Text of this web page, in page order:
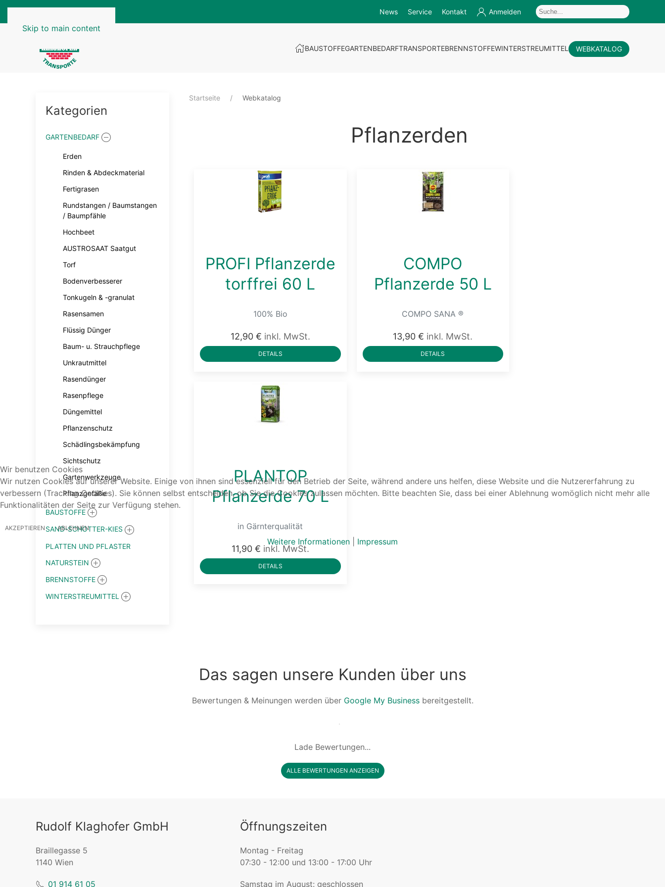
Skip to main content
News Service Kontakt Anmelden
BAUSTOFFEGARTENBEDARFTRANSPORTEBRENNSTOFFEWINTERSTREUMITTEL WEBKATALOG
Startseite Webkatalog
Pflanzerden
PROFI Pflanzerde
torffrei 60 L
100% Bio
12,90 € inkl. MwSt.
DETAILS
COMPO
Pflanzerde 50 L
COMPO SANA ®
13,90 € inkl. MwSt.
DETAILS
PLANTOP
Pflanzerde 70 L
in Gärnterqualität
11,90 € inkl. MwSt.
DETAILS
Kategorien
GARTENBEDARF
Erden
Rinden & Abdeckmaterial
Fertigrasen
Rundstangen / Baumstangen
/ Baumpfähle
Hochbeet
AUSTROSAAT Saatgut
Torf
Bodenverbesserer
Tonkugeln & -granulat
Rasensamen
Flüssig Dünger
Baum- u. Strauchpflege
Unkrautmittel
Rasendünger
Rasenpflege
Düngemittel
Pflanzenschutz
Schädlingsbekämpfung
Sichtschutz
Gartenwerkzeuge
Pflanzgefäße
BAUSTOFFE
SAND-SCHOTTER-KIES
PLATTEN UND PFLASTER
NATURSTEIN
BRENNSTOFFE
WINTERSTREUMITTEL
Das sagen unsere Kunden über uns
Bewertungen & Meinungen werden über Google My Businessbereitgestellt.
Lade Bewertungen...
ALLE BEWERTUNGEN ANZEIGEN
Rudolf Klaghofer GmbH
Braillegasse 5
1140 Wien
01 914 61 05
Öffnungszeiten
Montag - Freitag
07:30 - 12:00 und 13:00 - 17:00 Uhr
Samstag im August: geschlossen
Wir benutzen Cookies
Wir nutzen Cookies auf unserer Website. Einige von ihnen sind essenziell für den Betrieb der Seite, während andere uns helfen, diese Website und die Nutzererfahrung zu
verbessern (Tracking Cookies). Sie können selbst entscheiden, ob Sie die Cookies zulassen möchten. Bitte beachten Sie, dass bei einer Ablehnung womöglich nicht mehr alle
Funktionalitäten der Seite zur Verfügung stehen.
AKZEPTIEREN ABLEHNEN
Weitere Informationen Impressum